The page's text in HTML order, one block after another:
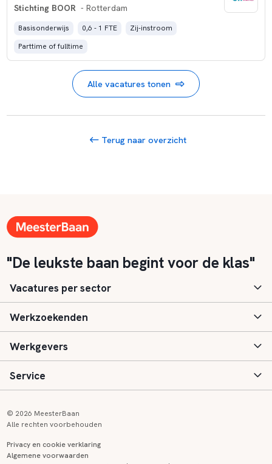
Stichting BOOR - Rotterdam
Basisonderwijs 0,6 - 1 FTE
Zij-instroom
Parttime of fulltime
Alle vacatures tonen
Terug naar overzicht
"De leukste baan begint voor de klas"
Vacatures per sector
Basisonderwijs
Speciaal (basis) onderwijs
Voortgezet onderwijs
Werkzoekenden
Aanmelden
Vacatures
Werkgevers
Inloggen
Service
© 2026 MeesterBaan
Alle rechten voorbehouden
Privacy en cookie verklaring
Algemene voorwaarden